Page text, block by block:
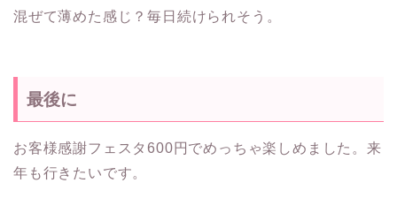
混ぜて薄めた感じ？毎日続けられそう。
最後に
お客様感謝フェスタ600円でめっちゃ楽しめました。来
年も行きたいです。